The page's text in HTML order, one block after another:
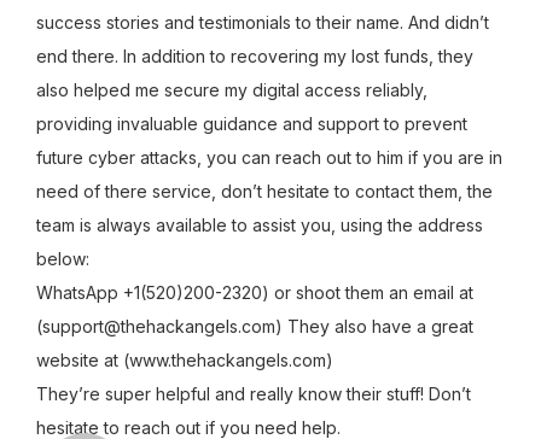
success stories and testimonials to their name. And didn’t
end there. In addition to recovering my lost funds, they
also helped me secure my digital access reliably,
providing invaluable guidance and support to prevent
future cyber attacks, you can reach out to him if you are in
need of there service, don’t hesitate to contact them, the
team is always available to assist you, using the address
below:
WhatsApp +1(520)200-2320) or shoot them an email at
(support@thehackangels.com) They also have a great
website at (www.thehackangels.com)
They’re super helpful and really know their stuff! Don’t
hesitate to reach out if you need help.